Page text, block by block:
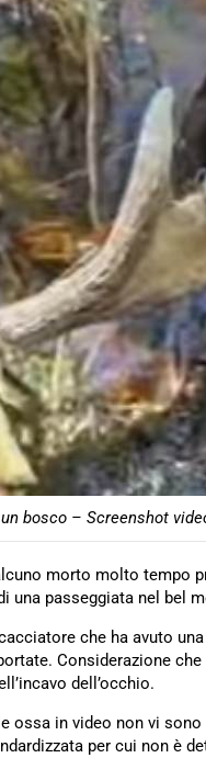
bosco – Screenshot
morto molto tempo
una passeggiata nel bel
che ha avuto
Considerazione
dell’occhio.
ossa in video non vi
per cui non è